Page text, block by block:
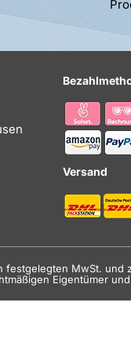
Versand
MwSt. und
Eigentümer